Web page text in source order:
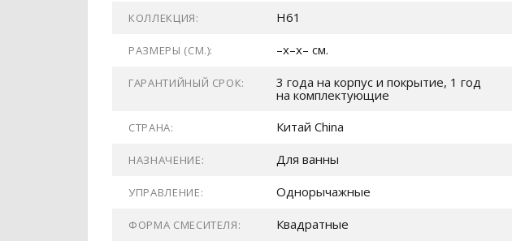
КОЛЛЕКЦИЯ: H61
РАЗМЕРЫ (СМ.): –x–x– см.
ГАРАНТИЙНЫЙ СРОК:
3 года на корпус и покрытие, 1 год
на комплектующие
СТРАНА: Китай China
НАЗНАЧЕНИЕ: Для ванны
УПРАВЛЕНИЕ: Однорычажные
ФОРМА СМЕСИТЕЛЯ: Квадратные